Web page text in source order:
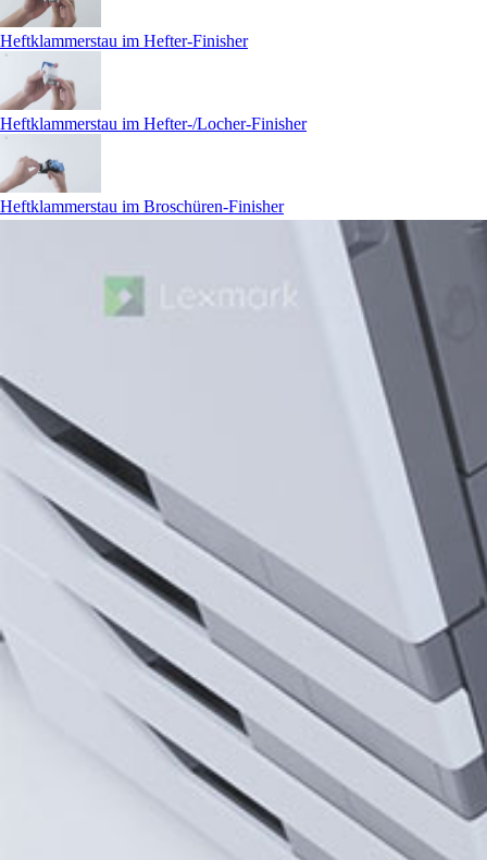
Heftklammerstau im Hefter-Finisher
Heftklammerstau im Hefter-/Locher-Finisher
Heftklammerstau im Broschüren-Finisher